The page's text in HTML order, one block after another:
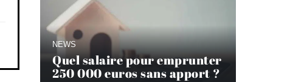
NEWS
Quel salaire pour emprunter
250 000 euros sans apport ?